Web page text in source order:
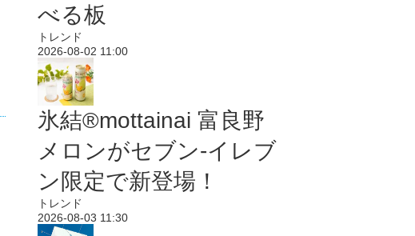
べる板
トレンド
2026-08-02 11:00
氷結®mottainai 富良野
メロンがセブン‐イレブ
ン限定で新登場！
トレンド
2026-08-03 11:30